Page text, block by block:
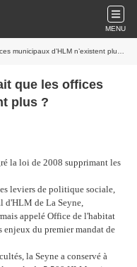
MENU
d’HLM n’existent plus ?
que les offices
plus ?
la loi de 2008 supprimant les
leviers de politique sociale,
d'HLM de La Seyne,
appelé Office de l'habitat
enjeux du premier mandat de
la Seyne a conservé à